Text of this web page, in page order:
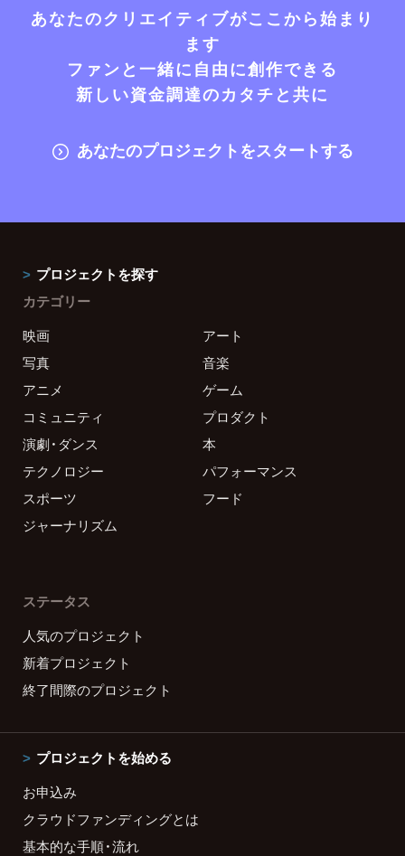
あなたのクリエイティブがここから始まり
ます
ファンと一緒に自由に創作できる
新しい資金調達のカタチと共に
あなたのプロジェクトをスタートする
プロジェクトを探す
カテゴリー
映画
アート
写真
音楽
アニメ
ゲーム
コミュニティ
プロダクト
演劇・ダンス
本
テクノロジー
パフォーマンス
スポーツ
フード
ジャーナリズム
ステータス
人気のプロジェクト
新着プロジェクト
終了間際のプロジェクト
プロジェクトを始める
お申込み
クラウドファンディングとは
基本的な手順・流れ